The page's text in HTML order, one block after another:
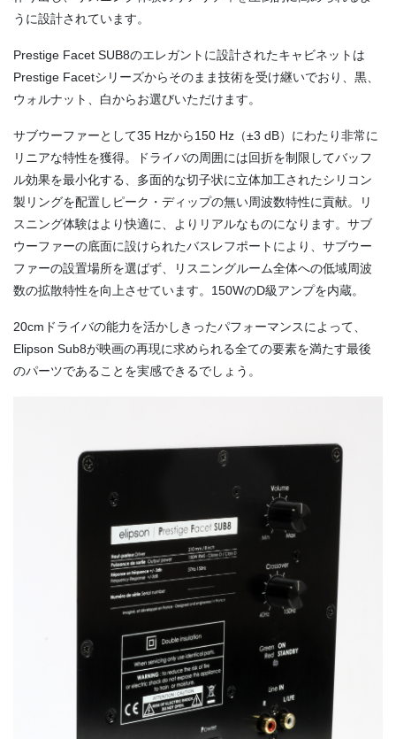
うに設計されています。
Prestige Facet SUB8のエレガントに設計されたキャビネットは
Prestige Facetシリーズからそのまま技術を受け継いでおり、黒、
ウォルナット、白からお選びいただけます。
サブウーファーとして35 Hzから150 Hz（±3 dB）にわたり非常に
リニアな特性を獲得。ドライバの周囲には回折を制限してバッフ
ル効果を最小化する、多面的な切子状に立体加工されたシリコン
製リングを配置しピーク・ディップの無い周波数特性に貢献。リ
スニング体験はより快適に、よりリアルなものになります。サブ
ウーファーの底面に設けられたバスレフポートにより、サブウー
ファーの設置場所を選ばず、リスニングルーム全体への低域周波
数の拡散特性を向上させています。150WのD級アンプを内蔵。
20cmドライバの能力を活かしきったパフォーマンスによって、
Elipson Sub8が映画の再現に求められる全ての要素を満たす最後
のパーツであることを実感できるでしょう。